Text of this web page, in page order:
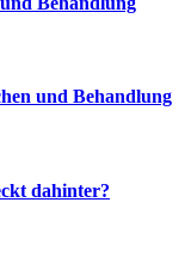
und Behandlung
dahinter?